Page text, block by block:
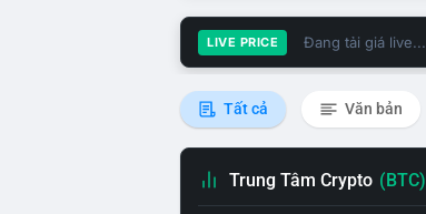
LIVE PRICE Đang tải giá live...
Tất cả Văn bản
Trung Tâm Crypto (BTC)